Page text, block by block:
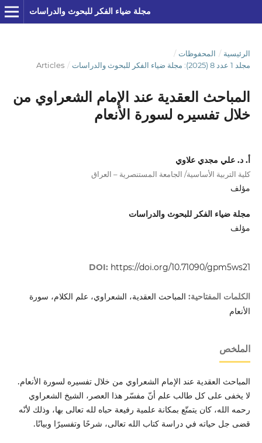
مجلة ضياء الفكر للبحوث والدراسات
الرئيسية / المحفوظات /
مجلد 1 عدد 8 (2025): مجلة ضياء الفكر للبحوث والدراسات
/
Articles
المباحث العقدية عند الإمام الشعراوي من
خلال تفسيره لسورة الأنعام
أ. د. علي مجدي علاوي
كلية التربية الأساسية/ الجامعة المستنصرية – العراق
مؤلف
مجلة ضياء الفكر للبحوث والدراسات
مؤلف
DOI: https://doi.org/10.71090/gpm5ws21
الكلمات المفتاحية: المباحث العقدية، الشعراوي، علم الكلام، سورة
الأنعام
الملخص
المباحث العقدية عند الإمام الشعراوي من خلال تفسيره لسورة الأنعام.
لا يخفى على كل طالب علم أنّ مفسّر هذا العصر، الشيخ الشعراوي
رحمه الله، كان يتمتّع بمكانة علمية رفيعة حباه لله تعالى بها، وذلك لأنّه
قضى جل حياته في دراسة كتاب الله تعالى، شرحًا وتفسيرًا وبيانًا.